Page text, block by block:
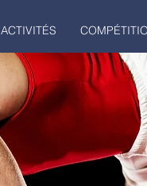
ACTIVITÉS